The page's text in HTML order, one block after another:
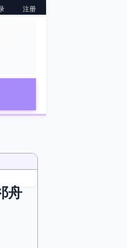
注册
舟